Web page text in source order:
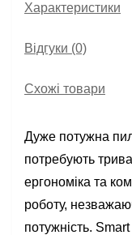
Характеристики
Відгуки (0)
Схожі товари
Дуже потужна
потребують
ергономіка та
роботу,
потужність.